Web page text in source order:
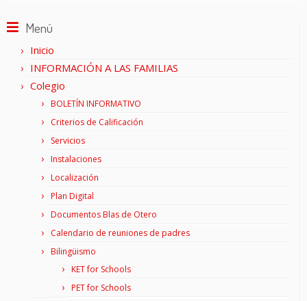
Menú
Inicio
INFORMACIÓN A LAS FAMILIAS
Colegio
BOLETÍN INFORMATIVO
Criterios de Calificación
Servicios
Instalaciones
Localización
Plan Digital
Documentos Blas de Otero
Calendario de reuniones de padres
Bilingüismo
KET for Schools
PET for Schools